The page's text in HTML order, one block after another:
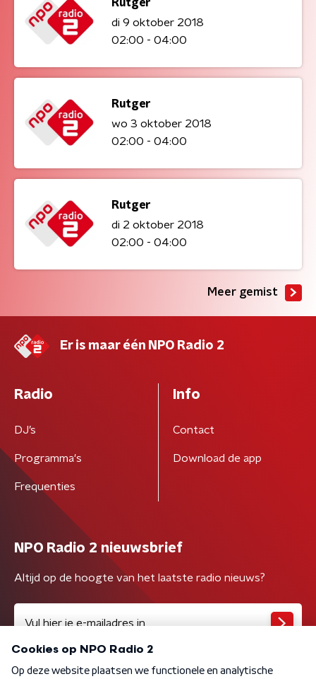
Rutger
di 9 oktober 2018
02:00 - 04:00
Rutger
wo 3 oktober 2018
02:00 - 04:00
Rutger
di 2 oktober 2018
02:00 - 04:00
Meer gemist
Er is maar één NPO Radio 2
Radio
DJ’s
Programma's
Frequenties
Info
Contact
Download de app
NPO Radio 2 nieuwsbrief
Altijd op de hoogte van het laatste radio nieuws?